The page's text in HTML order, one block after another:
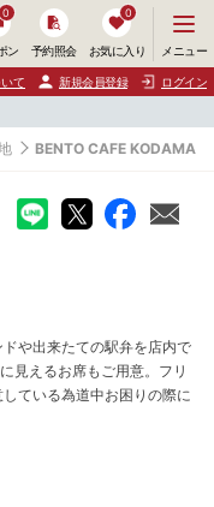
ン
0
予約照会 お気に入り
0
ニ
ュ
ー
開
く
メニュー
て 新規会員登録 ログイン
BENTO CAFE KODAMA
や出来たての駅弁を店内で
見えるお席もご用意。フリ
ている為道中お困りの際に